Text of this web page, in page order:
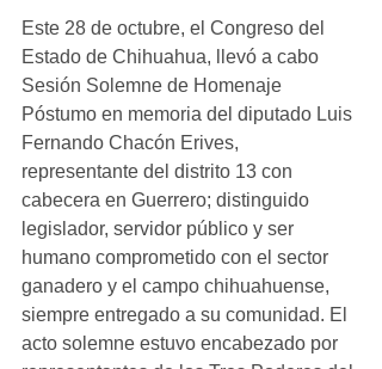
Este 28 de octubre, el Congreso del
Estado de Chihuahua, llevó a cabo
Sesión Solemne de Homenaje
Póstumo en memoria del diputado Luis
Fernando Chacón Erives,
representante del distrito 13 con
cabecera en Guerrero; distinguido
legislador, servidor público y ser
humano comprometido con el sector
ganadero y el campo chihuahuense,
siempre entregado a su comunidad. El
acto solemne estuvo encabezado por